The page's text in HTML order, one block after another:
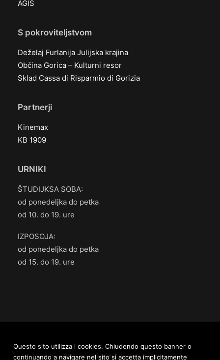
AGIS
S pokroviteljstvom
Deželaj Furlanija Julijska krajina
Občina Gorica – Kulturni resor
Sklad Cassa di Risparmio di Gorizia
Partnerji
Kinemax
KB 1909
URNIKI
ŠTUDIJKSA SOBA:
od ponedeljka do petka
od 10. do 19. ure
IZPOSOJA:
od ponedeljka do petka
od 15. do 19. ure
Mediateca.GO “Ugo Casiraghi” 2020 © /Privacy Policy
Questo sito utilizza i cookies. Chiudendo questo banner o
continuando a navigare nel sito si accetta implicitamente